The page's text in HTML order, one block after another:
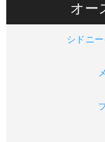
オー
シドニ